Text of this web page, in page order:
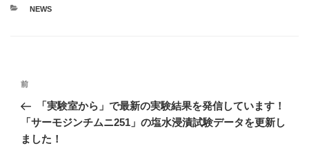
カ
NEWS
投
ナ
ビ
前
の
投
稿
前
「実験室から」で最新の実験結果を発信しています！
「サーモジンチムニ251」の塩水浸漬試験データを更新し
ました！